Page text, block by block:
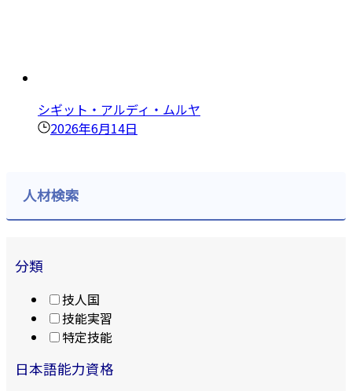
シギット・アルディ・ムルヤ
2026年6月14日
人材検索
分類
技人国
技能実習
特定技能
日本語能力資格